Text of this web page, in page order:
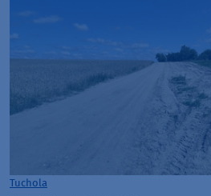
Tuchola